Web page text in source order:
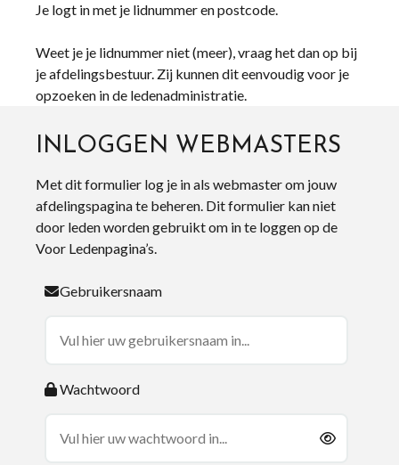
Je logt in met je lidnummer en postcode.
Weet je je lidnummer niet (meer), vraag het dan op bij
je afdelingsbestuur. Zij kunnen dit eenvoudig voor je
opzoeken in de ledenadministratie.
INLOGGEN WEBMASTERS
Met dit formulier log je in als webmaster om jouw
afdelingspagina te beheren. Dit formulier kan niet
door leden worden gebruikt om in te loggen op de
Voor Ledenpagina’s.
Gebruikersnaam
Wachtwoord